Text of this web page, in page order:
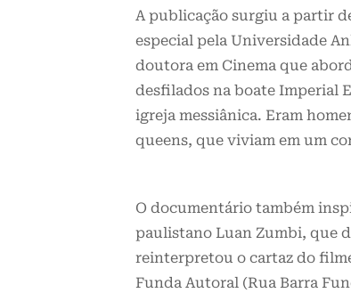
A publicação surgiu a partir
especial pela Universidade
doutora em Cinema que
desfilados na boate Imperial
igreja messiânica. Eram
queens, que viviam em um
O documentário também
paulistano Luan Zumbi, que
reinterpretou o cartaz do
Funda Autoral (Rua Barra